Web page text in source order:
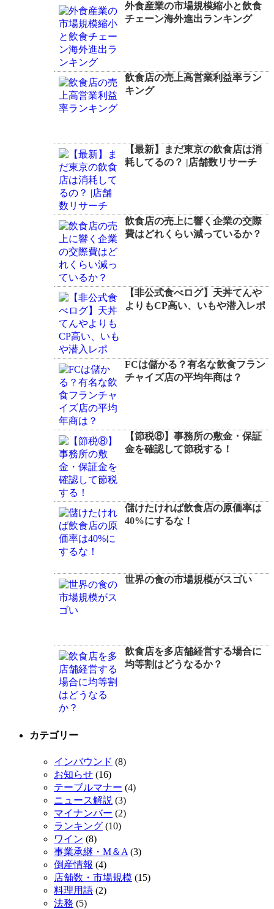
外食産業の市場規模縮小と飲食
チェーン海外進出ランキング
飲食店の売上高営業利益率ラン
キング
【最新】まだ東京の飲食店は消
耗してるの？ |店舗数リサーチ
飲食店の売上に響く企業の交際
費はどれくらい減っているか？
【非公式食べログ】天丼てんや
よりもCP高い、いもや潜入レポ
FCは儲かる？有名な飲食フラン
チャイズ店の平均年商は？
【節税⑧】事務所の敷金・保証
金を確認して節税する！
儲けたければ飲食店の原価率は
40%にするな！
世界の食の市場規模がスゴい
飲食店を多店舗経営する場合に
均等割はどうなるか？
カテゴリー
インバウンド (8)
お知らせ (16)
テーブルマナー (4)
ニュース解説 (3)
マイナンバー (2)
ランキング (10)
ワイン (8)
事業承継・M＆A (3)
倒産情報 (4)
店舗数・市場規模 (15)
料理用語 (2)
法務 (5)